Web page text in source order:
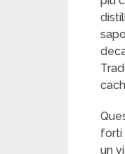
forti
un